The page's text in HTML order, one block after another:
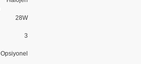
28W
3
Opsiyonel